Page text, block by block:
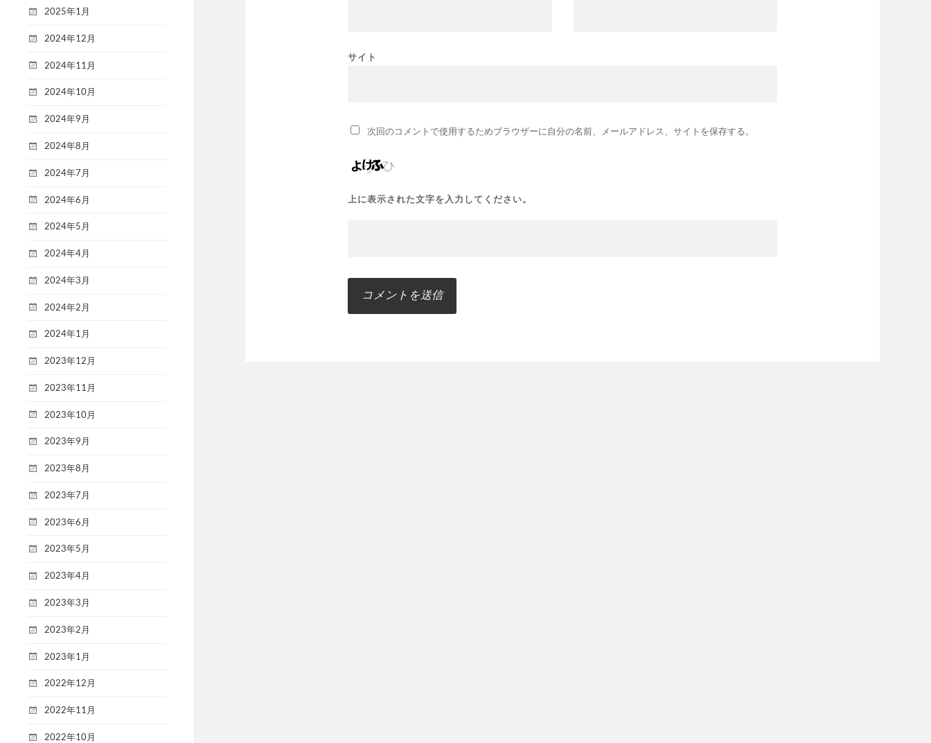
2025年1月
2024年12月
2024年11月
2024年10月
2024年9月
2024年8月
2024年7月
2024年6月
2024年5月
2024年4月
2024年3月
2024年2月
2024年1月
2023年12月
2023年11月
2023年10月
2023年9月
2023年8月
2023年7月
2023年6月
2023年5月
2023年4月
2023年3月
2023年2月
2023年1月
2022年12月
2022年11月
2022年10月
サイト
次回のコメントで使用するためブラウザーに自分の名前、メールアドレス、サイトを保存する。
上に表示された文字を入力してください。